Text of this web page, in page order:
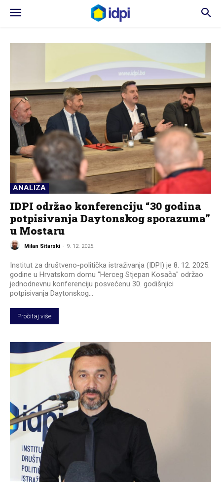
ANALIZA
IDPI održao konferenciju “30 godina
potpisivanja Daytonskog sporazuma”
u Mostaru
Milan Sitarski - 9. 12. 2025.
Institut za društveno-politička istraživanja (IDPI) je 8. 12. 2025.
godine u Hrvatskom domu "Herceg Stjepan Kosača" održao
jednodnevnu konferenciju posvećenu 30. godišnjici
potpisivanja Daytonskog...
Pročitaj više